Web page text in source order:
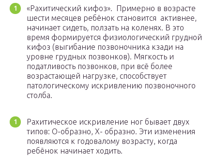
«Рахитический кифоз». Примерно в возрасте
шести месяцев ребёнок становится активнее,
начинает сидеть, ползать на коленях. В это
время формируется физиологический грудной
кифоз (выгибание позвоночника кзади на
уровне грудных позвонков). Мягкость и
податливость позвонков, при всё более
возрастающей нагрузке, способствует
патологическому искривлению позвоночного
столба.
Рахитическое искривление ног бывает двух
типов: O-образно, X- образно. Эти изменения
появляются к годовалому возрасту, когда
ребёнок начинает ходить.